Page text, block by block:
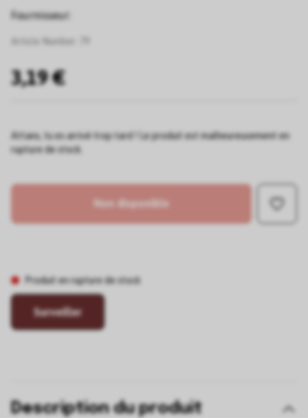
Fournisseur:
3,19 €
Attans, tu es arrivé trop tard ! Le produit est malheureusement en
rupture de stock.
Non disponible
Produit en rupture de stock
Surveiller
Description du produit